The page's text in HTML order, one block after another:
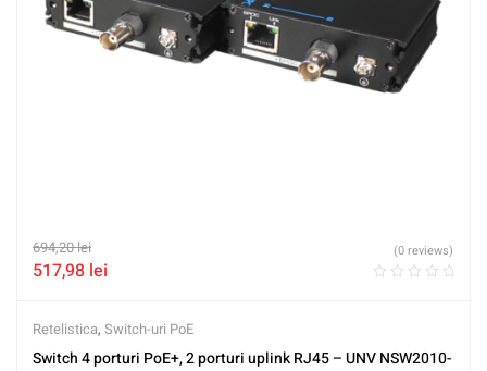
694,20lei
517,98 lei
(0 reviews)
Retelistica, Switch-uri PoE
Switch 4 porturi PoE+, 2 porturi uplink RJ45 – UNV NSW2010-